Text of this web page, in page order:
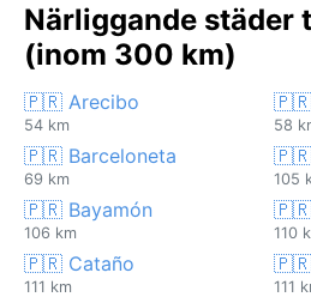
Närliggande städer
(inom 300 km)
🇵🇷 Arecibo
54 km
🇵🇷
58
🇵🇷 Barceloneta
69 km
🇵🇷
105
🇵🇷 Bayamón
106 km
🇵🇷
110
🇵🇷 Cataño
111 km
🇵🇷
111